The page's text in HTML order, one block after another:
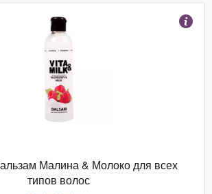
Малина & Молоко для всех
типов волос